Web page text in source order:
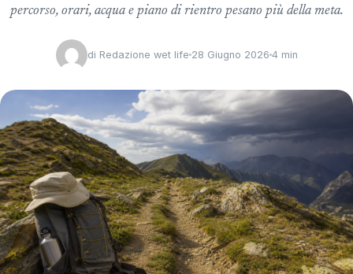
percorso, orari, acqua e piano di rientro pesano più della meta.
di Redazione wet life 28 Giugno 2026 4 min